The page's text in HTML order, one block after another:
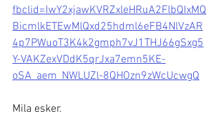
fbclid=IwY2xjawKVRZxleHRuA2FlbQIxMQ
BicmlkETEwMlQxd25hdml6eFB4NlVzAR
4p7PWuoT3K4k2gmph7vJ1THJ66gSxg5
Y-VAKZexVDdK5qrJxa7emn5KE-
oSA_aem_NWLUZl-8QHOzn9zWcUcwgQ
Mila esker.